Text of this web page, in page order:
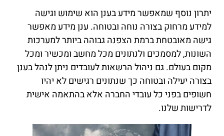
יתרון נוסף שמאפשר מידע בענן הוא שימוש וגישה
למידע מרחוק בצורה נוחה ובטוחה. ענן מידע מאפשר
גישה מאובטחת ברמת הצפנה גבוהה ביותר למערכות
השונות, למסמכים ולנתונים מכל מחשב ומכשיר ומכל
מקום בעולם. גם ניהול הרשאות לעובדים ניתן לנהל בענן
בצורה יעילה ובטוחה כך שנתונים רגישים לא יהיו
חשופים בפני כל עובדי החברה אלא בהתאמה אישית
לדרישות שלנו.